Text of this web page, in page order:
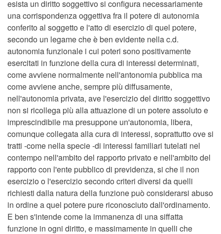
esista un diritto soggettivo si configura necessariamente
una corrispondenza oggettiva fra il potere di autonomia
conferito al soggetto e l'atto di esercizio di quel potere,
secondo un legame che è ben evidente nella c.d.
autonomia funzionale i cui poteri sono positivamente
esercitati in funzione della cura di interessi determinati,
come avviene normalmente nell'antonomia pubblica ma
come avviene anche, sempre più diffusamente,
nell'autonomia privata, ave l'esercizio del diritto soggettivo
non si ricollega più alla attuazione di un potere assoluto e
imprescindibile ma presuppone un'autonomia, libera,
comunque collegata alla cura di interessi, soprattutto ove si
tratti -come nella specie -di interessi familiari tutelati nel
contempo nell'ambito del rapporto privato e nell'ambito del
rapporto con l'ente pubblico di previdenza, si che il non
esercizio o l'esercizio secondo criteri diversi da quelli
richiesti dalla natura della funzione può considerarsi abuso
in ordine a quel potere pure riconosciuto dall'ordinamento.
E ben s'intende come la immanenza di una siffatta
funzione in ogni diritto, e massimamente in quelli che